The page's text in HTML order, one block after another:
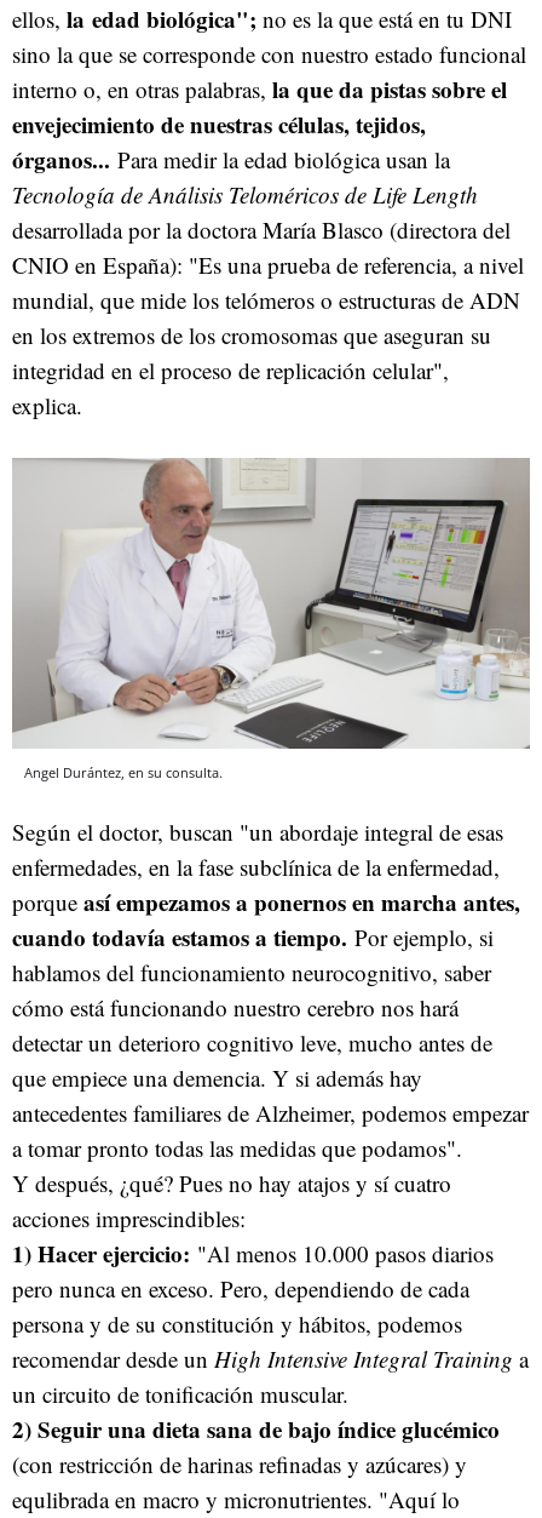
ellos, la edad biológica"; no es la que está en tu DNI
sino la que se corresponde con nuestro estado funcional
interno o, en otras palabras, la que da pistas sobre el
envejecimiento de nuestras células, tejidos,
órganos... Para medir la edad biológica usan la
Tecnología de Análisis Teloméricos de Life Length
desarrollada por la doctora María Blasco (directora del
CNIO en España): "Es una prueba de referencia, a nivel
mundial, que mide los telómeros o estructuras de ADN
en los extremos de los cromosomas que aseguran su
integridad en el proceso de replicación celular",
explica.
Angel Durántez, en su consulta.
Según el doctor, buscan "un abordaje integral de esas
enfermedades, en la fase subclínica de la enfermedad,
porque así empezamos a ponernos en marcha antes,
cuando todavía estamos a tiempo. Por ejemplo, si
hablamos del funcionamiento neurocognitivo, saber
cómo está funcionando nuestro cerebro nos hará
detectar un deterioro cognitivo leve, mucho antes de
que empiece una demencia. Y si además hay
antecedentes familiares de Alzheimer, podemos empezar
a tomar pronto todas las medidas que podamos".
Y después, ¿qué? Pues no hay atajos y sí cuatro
acciones imprescindibles:
1) Hacer ejercicio: "Al menos 10.000 pasos diarios
pero nunca en exceso. Pero, dependiendo de cada
persona y de su constitución y hábitos, podemos
recomendar desde un High Intensive Integral Training a
un circuito de tonificación muscular.
2) Seguir una dieta sana de bajo índice glucémico
(con restricción de harinas refinadas y azúcares) y
equlibrada en macro y micronutrientes. "Aquí lo